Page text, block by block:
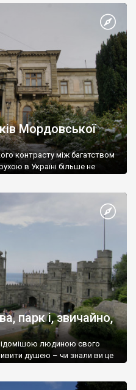
Мордовської
контрасту між багатством
в Україні більше не
парк і, звичайно,
людиною свого
душею – чи знали ви це